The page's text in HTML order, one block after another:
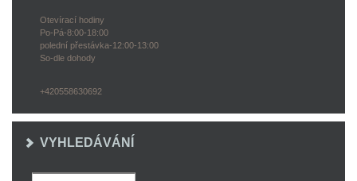
Otevírací hodiny
Po-Pá-8:00-18:00
polední přestávka-12:00-13:00
So-dle dohody
+420558630692
VYHLEDÁVÁNÍ